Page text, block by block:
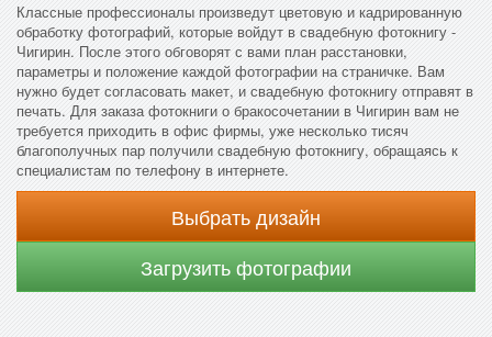
Классные профессионалы произведут цветовую и кадрированную
обработку фотографий, которые войдут в свадебную фотокнигу -
Чигирин. После этого обговорят с вами план расстановки,
параметры и положение каждой фотографии на страничке. Вам
нужно будет согласовать макет, и свадебную фотокнигу отправят в
печать. Для заказа фотокниги о бракосочетании в Чигирин вам не
требуется приходить в офис фирмы, уже несколько тисяч
благополучных пар получили свадебную фотокнигу, обращаясь к
специалистам по телефону в интернете.
Выбрать дизайн
Загрузить фотографии